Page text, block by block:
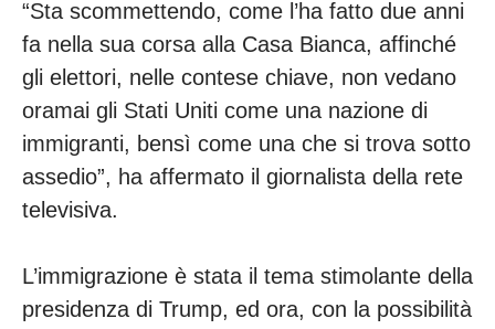
“Sta scommettendo, come l’ha fatto due anni
fa nella sua corsa alla Casa Bianca, affinché
gli elettori, nelle contese chiave, non vedano
oramai gli Stati Uniti come una nazione di
immigranti, bensì come una che si trova sotto
assedio”, ha affermato il giornalista della rete
televisiva.
L’immigrazione è stata il tema stimolante della
presidenza di Trump, ed ora, con la possibilità